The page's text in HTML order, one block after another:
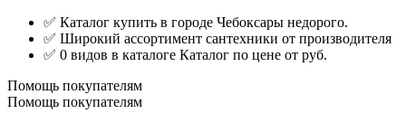
✅ Каталог купить в городе Чебоксары недорого.
✅ Широкий ассортимент сантехники от производителя
✅ 0 видов в каталоге Каталог по цене от руб.
Помощь покупателям
Помощь покупателям